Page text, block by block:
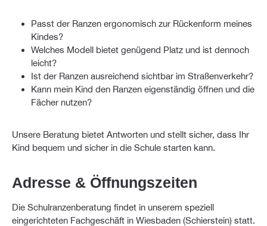
Passt der Ranzen ergonomisch zur Rückenform meines
Kindes?
Welches Modell bietet genügend Platz und ist dennoch
leicht?
Ist der Ranzen ausreichend sichtbar im Straßenverkehr?
Kann mein Kind den Ranzen eigenständig öffnen und die
Fächer nutzen?
Unsere Beratung bietet Antworten und stellt sicher, dass Ihr
Kind bequem und sicher in die Schule starten kann.
Adresse & Öffnungszeiten
Die Schulranzenberatung findet in unserem speziell
eingerichteten Fachgeschäft in Wiesbaden (Schierstein) statt.